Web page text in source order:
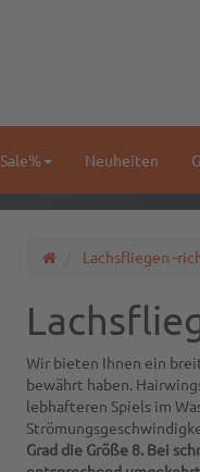
Sale% Neuheiten
Lachsfliegen -
Wir bieten Ihnen ein
bewährt haben.
lebhafteren Spiels im
Grad die Größe 8. Bei